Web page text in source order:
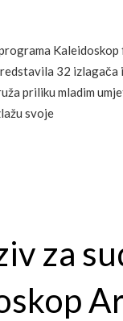
32 izlagača
priliku mladim
svoje
za